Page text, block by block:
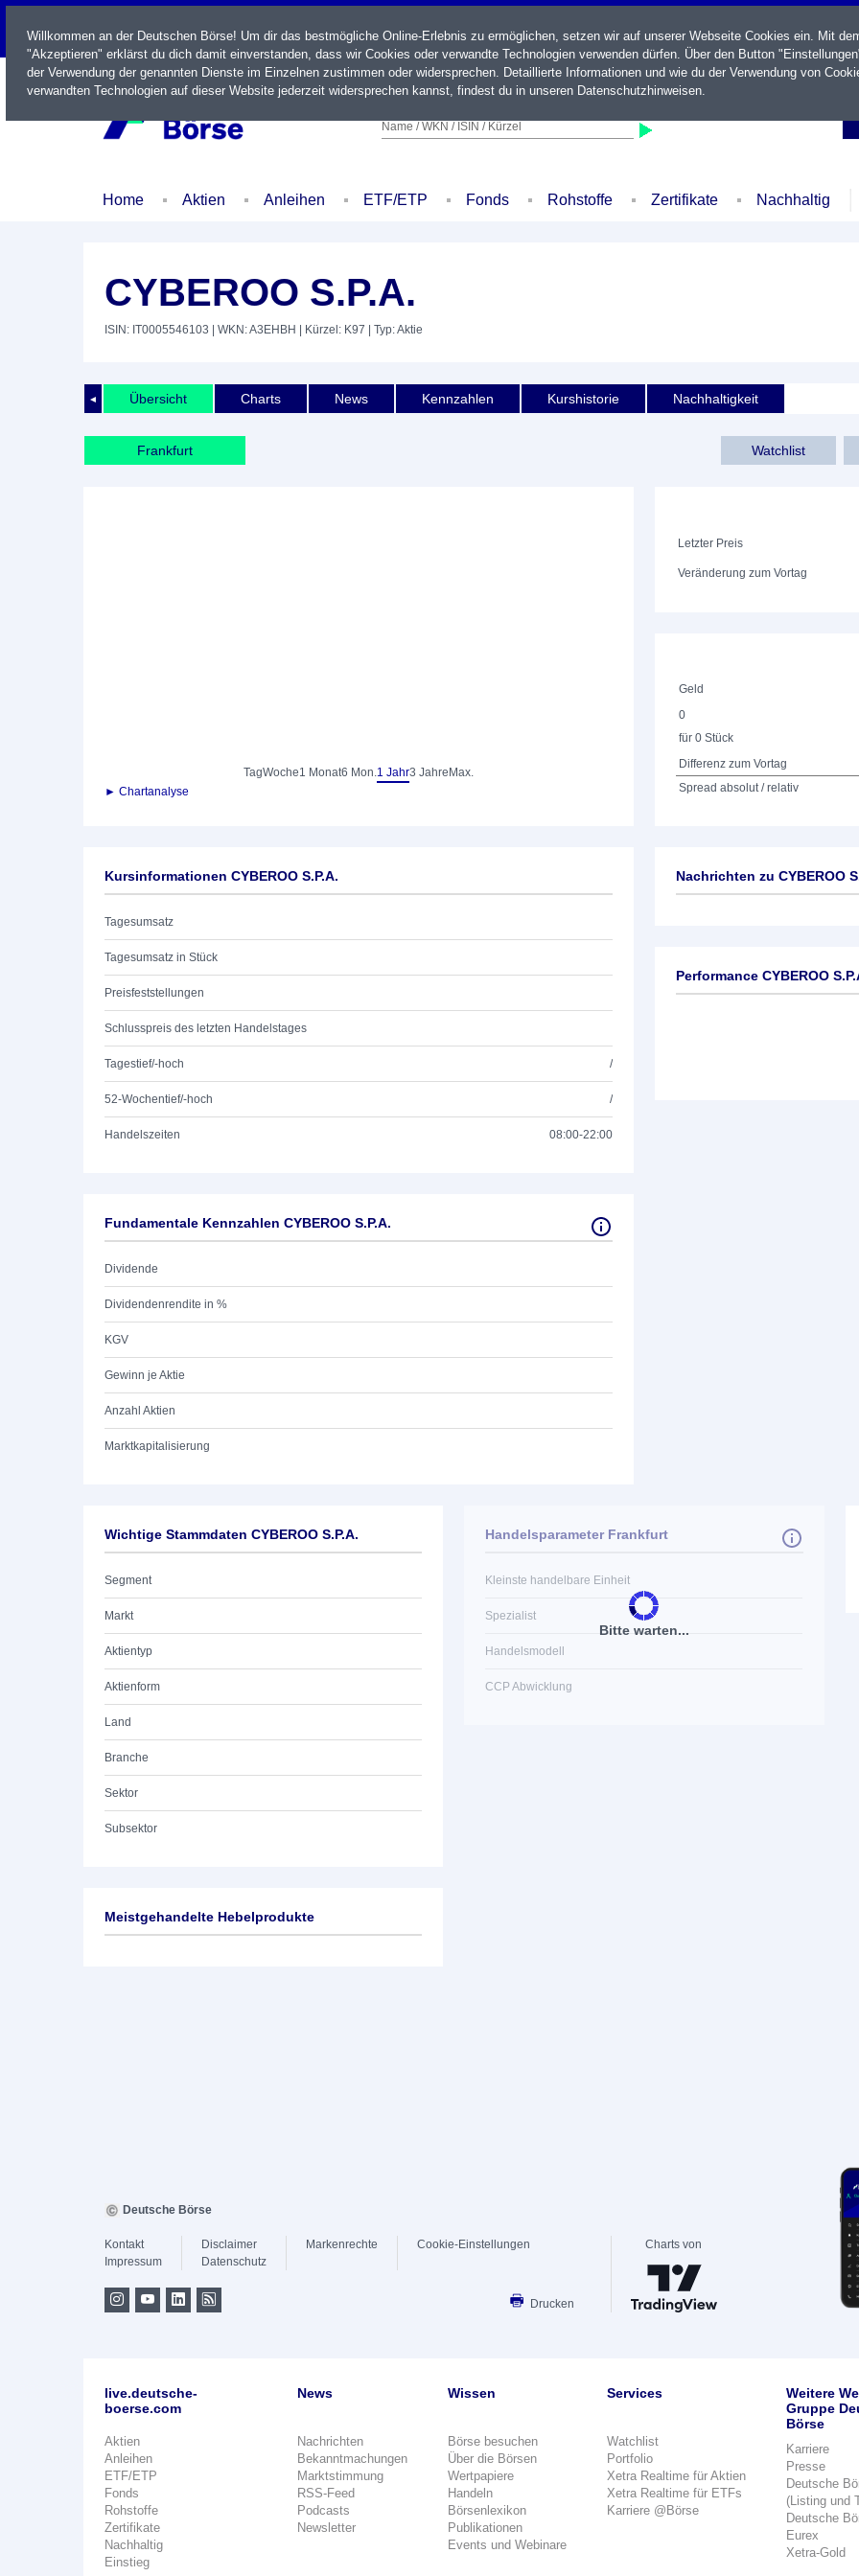
LIVE
Name / WKN / ISIN / Kürzel
Home Aktien Anleihen ETF/ETP Fonds Rohstoffe Zertifikate Nachhaltig
CYBEROO S.P.A.
ISIN: IT0005546103 | WKN: A3EHBH | Kürzel: K97 | Typ: Aktie
◄ Übersicht Charts News Kennzahlen Kurshistorie Nachhaltigkeit
Frankfurt Watchlist
TagWoche1 Monat6 Mon.1 Jahr3 Jahre Max.
► Chartanalyse
Letzter Preis
Veränderung zum Vortag
Geld
0
für 0 Stück
Differenz zum Vortag
Spread absolut / relativ
Kursinformationen CYBEROO S.P.A.
Tagesumsatz
Tagesumsatz in Stück
Preisfeststellungen
Schlusspreis des letzten Handelstages
Tagestief/-hoch /
52-Wochentief/-hoch /
Handelszeiten 08:00-22:00
Fundamentale Kennzahlen CYBEROO S.P.A.
Dividende
Dividendenrendite in %
KGV
Gewinn je Aktie
Anzahl Aktien
Marktkapitalisierung
Nachrichten zu CYBEROO
Performance CYBEROO
Wichtige Stammdaten CYBEROO S.P.A.
Segment
Markt
Aktientyp
Aktienform
Land
Branche
Sektor
Subsektor
Bitte warten...
Handelsparameter Frankfurt
Kleinste handelbare Einheit
Spezialist
Handelsmodell
CCP Abwicklung
Meistgehandelte Hebelprodukte
Willkommen an der Deutschen Börse! Um dir das bestmögliche Online-Erlebnis zu ermöglichen, setzen wir auf unserer Webseite Cookies ein. Mit
"Akzeptieren" erklärst du dich damit einverstanden, dass wir Cookies oder verwandte Technologien verwenden dürfen. Über den Button
der Verwendung der genannten Dienste im Einzelnen zustimmen oder widersprechen. Detaillierte Informationen und wie du der Verwendung von
verwandten Technologien auf dieser Website jederzeit widersprechen kannst, findest du in unseren Datenschutzhinweisen.
Deutsche Börse
Kontakt
Impressum
Disclaimer
Datenschutz
Markenrechte Cookie-Einstellungen
Drucken
Charts von
live.deutsche-
boerse.com
Aktien
Anleihen
ETF/ETP
Fonds
Rohstoffe
Zertifikate
Nachhaltig
Einstieg
News
Nachrichten
Bekanntmachungen
Marktstimmung
RSS-Feed
Podcasts
Newsletter
Wissen
Börse besuchen
Über die Börsen
Wertpapiere
Handeln
Börsenlexikon
Publikationen
Events und Webinare
Services
Watchlist
Portfolio
Xetra Realtime für Aktien
Xetra Realtime für ETFs
Karriere @Börse
Weitere
Gruppe
Börse
Karriere
Presse
Deutsche
(Listing und
Deutsche
Eurex
Xetra-Gold